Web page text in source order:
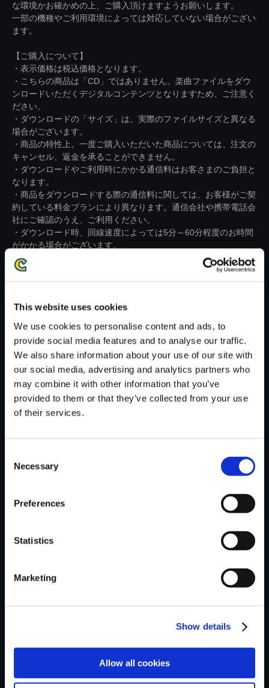
This website uses cookies
We use cookies to personalise content and ads, to
provide social media features and to analyse our traffic.
We also share information about your use of our site with
our social media, advertising and analytics partners who
may combine it with other information that you’ve
provided to them or that they’ve collected from your use
of their services.
Selection
Necessary
Preferences
Statistics
Marketing
Show details
Allow all cookies
な環境かお確かめの上、ご購入頂けますようお願いします。
一部の機種やご利用環境によっては対応していない場合がござい
ます。
【ご購入について】
・表示価格は税込価格となります。
・こちらの商品は「CD」ではありません。楽曲ファイルをダウ
ンロードいただくデジタルコンテンツとなりますため、ご注意く
ださい。
・ダウンロードの「サイズ」は、実際のファイルサイズと異なる
場合がございます。
・商品の特性上、一度ご購入いただいた商品については、注文の
キャンセル、返金を承ることができません。
・ダウンロードやご利用時にかかる通信料はお客さまのご負担と
なります。
・商品をダウンロードする際の通信料に関しては、お客様がご契
約している料金プランにより異なります。通信会社や携帯電話会
社にご確認のうえ、ご利用ください。
・ダウンロード時、回線速度によっては5分～60分程度のお時間
がかかる場合がございます。
※ご購入いただいたファイルのダウンロードの際には、通信環境
が安定しているWifi環境でお試しください。
【単曲】バイオハザードサウン
ドクロニクルIII 長い逃走の果て
に/At the End of a Long Escap
e
おすすめ商品